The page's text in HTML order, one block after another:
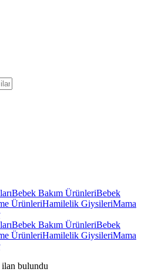
Bebek Bakım ÜrünleriBebek
ÜrünleriHamilelik GiysileriMama
Bebek Bakım ÜrünleriBebek
ÜrünleriHamilelik GiysileriMama
ilan bulundu